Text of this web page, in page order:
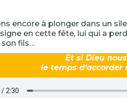
encore à plonger dans un
en cette fête, lui qui a
son fils…
Et si Dieu
le temps